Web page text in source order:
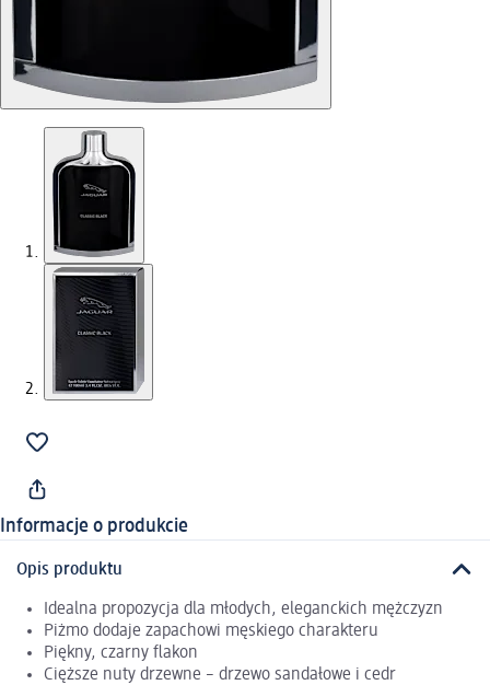
Informacje o produkcie
Opis produktu
Idealna propozycja dla młodych, eleganckich mężczyzn
Piżmo dodaje zapachowi męskiego charakteru
Piękny, czarny flakon
Cięższe nuty drzewne – drzewo sandałowe i cedr